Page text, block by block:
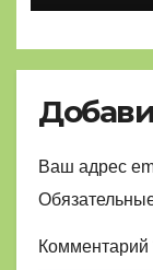
Ваш адрес
Комментарий